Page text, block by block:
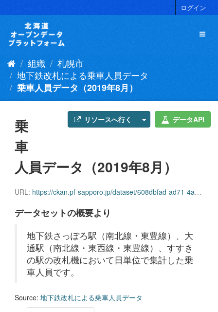
キ
ログイン
組織
札幌市
地下鉄改札による乗車人員データ
乗車人員データ（2019年8月）
リソースへ行く データAPI
乗
車
人員データ（2019年8月）
URL: https://ckan.pf-sapporo.jp/dataset/608dbfad-ad71-4a06-82ff-f77715c5b8c2/resource/1a1141c6-87a2-4e57-a0c9-d0baba22b8fe/download/jyousyajinnin2019.8.csv
データセットの概要より
地下鉄さっぽろ駅（南北線・東豊線）、大
通駅（南北線・東西線・東豊線）、すすき
の駅の改札機において日単位で集計した乗
車人員です。
Source: 地下鉄改札による乗車人員データ